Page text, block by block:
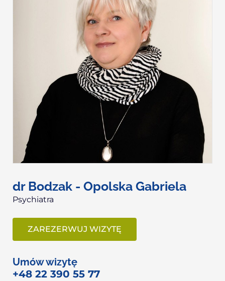
dr Bodzak - Opolska Gabriela
Psychiatra
ZAREZERWUJ WIZYTĘ
Umów wizytę
+48 22 390 55 77